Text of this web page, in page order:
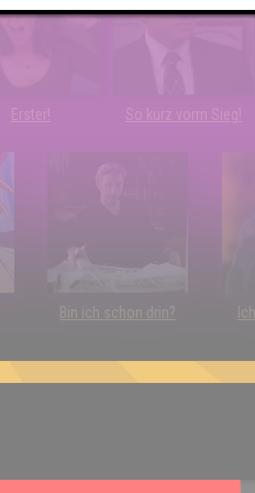
Erster! So kurz vorm Sieg!
Bin ich schon drin?